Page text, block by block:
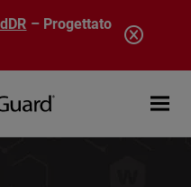
– Progettato
Open